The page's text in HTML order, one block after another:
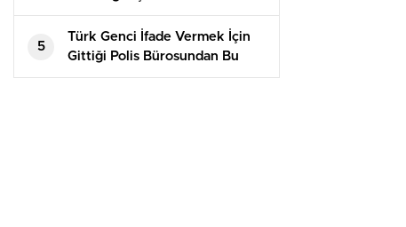
yaşamını kaybetti
5
Türk Genci İfade Vermek İçin
Gittiği Polis Bürosundan Bu
Halde Çıktı